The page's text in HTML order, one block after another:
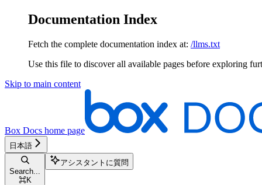
Documentation Index
Fetch the complete documentation index at: /llms.txt
Use this file to discover all available pages before exploring
Skip to main content
Box Docs home page
日本語
Search...
⌘K
アシスタントに質問